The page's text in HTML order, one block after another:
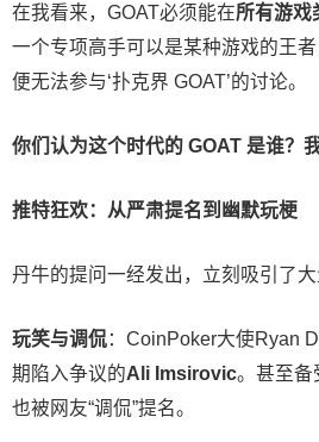
在我看来，GOAT必须能在所有游戏
一个专项高手可以是某种游戏的王者
便无法参与‘扑克界 GOAT’的讨论。
你们认为这个时代的 GOAT 是谁？
推特狂欢：从严肃提名到幽默玩梗
丹牛的提问一经发出，立刻吸引了大
玩笑与调侃：CoinPoker大使Ryan
期陷入争议的Ali Imsirovic。甚至备
也被网友“调侃”提名。